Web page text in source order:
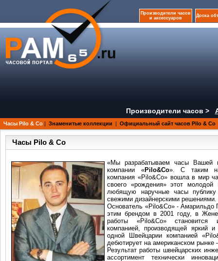
Производители часов
и аксессуаров
Доска
Производители часов >
Часы Pilo & Co | Знаменитые коллекции | Официальный сайт часов Pilo & Co
Часы Pilo & Co
«Мы разрабатываем часы
компании «Pilo&Co». С таким
компания «Pilo&Co» вошла в мир
своего «рождения» этот
любящую наручные часы публику
свежими дизайнерскими решениями.
Основатель «Pilo&Co» - Амарильдо
этим брендом в 2001 году, в
работы «Pilo&Co» становится
компанией, производящей яркий
одной Швейцарии компанией
дебютирует на американском
Результат работы швейцарских
ассортимент технически